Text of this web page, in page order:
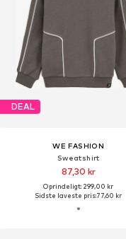
DEAL
WE FASHION
Sweatshirt
87,30 kr
Oprindeligt: 299,00 kr
Sidste laveste pris:77,60 kr